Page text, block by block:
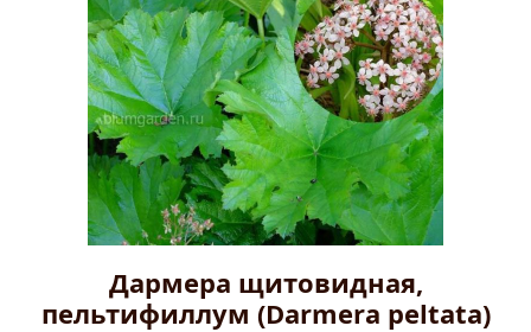
Дармера щитовидная,
пельтифиллум (Darmera peltata)